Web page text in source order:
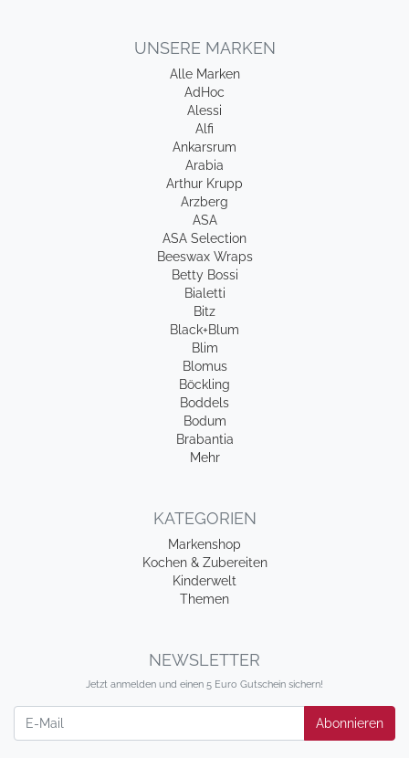
UNSERE MARKEN
Alle Marken
AdHoc
Alessi
Alfi
Ankarsrum
Arabia
Arthur Krupp
Arzberg
ASA
ASA Selection
Beeswax Wraps
Betty Bossi
Bialetti
Bitz
Black+Blum
Blim
Blomus
Böckling
Boddels
Bodum
Brabantia
Mehr
KATEGORIEN
Markenshop
Kochen & Zubereiten
Kinderwelt
Themen
NEWSLETTER
Jetzt anmelden und einen 5 Euro Gutschein sichern!
Abonnieren